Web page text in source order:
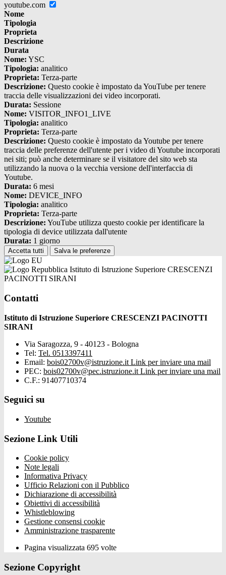
youtube.com
Nome
Tipologia
Proprieta
Descrizione
Durata
Nome: YSC
Tipologia: analitico
Proprieta: Terza-parte
Descrizione: Questo cookie è impostato da YouTube per tenere
traccia delle visualizzazioni dei video incorporati.
Durata: Sessione
Nome: VISITOR_INFO1_LIVE
Tipologia: analitico
Proprieta: Terza-parte
Descrizione: Questo cookie è impostato da Youtube per tenere
traccia delle preferenze dell'utente per i video di Youtube incorporati
nei siti; può anche determinare se il visitatore del sito web sta
utilizzando la nuova o la vecchia versione dell'interfaccia di
Youtube.
Durata: 6 mesi
Nome: DEVICE_INFO
Tipologia: analitico
Proprieta: Terza-parte
Descrizione: YouTube utilizza questo cookie per identificare la
tipologia di device utilizzata dall'utente
Durata: 1 giorno
Accetta tutti Salva le preferenze
Istituto di Istruzione Superiore CRESCENZI
PACINOTTI SIRANI
Contatti
Istituto di Istruzione Superiore CRESCENZI PACINOTTI
SIRANI
Via Saragozza, 9 - 40123 - Bologna
Tel: Tel. 0513397411
Email: bois02700v@istruzione.it Link per inviare una mail
PEC: bois02700v@pec.istruzione.it Link per inviare una mail
C.F.: 91407710374
Seguici su
Youtube
Sezione Link Utili
Cookie policy
Note legali
Informativa Privacy
Ufficio Relazioni con il Pubblico
Dichiarazione di accessibilità
Obiettivi di accessibilità
Whistleblowing
Gestione consensi cookie
Amministrazione trasparente
Pagina visualizzata 695 volte
Sezione Copyright